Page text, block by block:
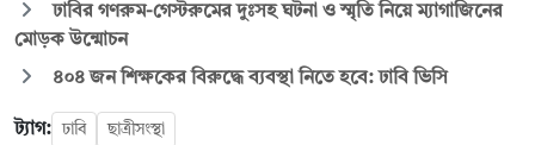
ঢাবির গণরুম-গেস্টরুমের দুঃসহ ঘটনা ও স্মৃতি নিয়ে ম্যাগাজিনের
মোড়ক উন্মোচন
৪০৪ জন শিক্ষকের বিরুদ্ধে ব্যবস্থা নিতে হবে: ঢাবি ভিসি
ট্যাগ: ঢাবি ছাত্রীসংস্থা